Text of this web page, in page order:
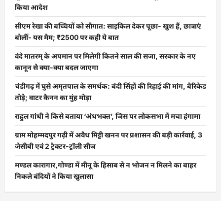
किया आदेश
सीएम रेखा की बच्चियों को सौगात: साइकिल देकर पूछा- खुश हैं, छात्राएं
बोलीं- यस मैम; ₹2500 पर कही ये बात
वंदे मातरम् के अपमान पर मिलेगी कितने साल की सजा, सरकार के नए
कानून से क्या-क्या बदल जाएगा
चंडीगढ़ में घुसे अमृतपाल के समर्थक: बंदी सिंहों की रिहाई की मांग, बैरिकेड
तोड़े; वाटर कैनन का मुंह मोड़ा
राहुल गांधी ने किसे बताया ‘अंधभक्त’, जिस पर लोकसभा में मचा हंगामा
ग्राम मोहम्मदपुर गढ़ी में अवैध मिट्टी खनन पर प्रशासन की बड़ी कार्रवाई, 3
जेसीबी एवं 2 ट्रैक्टर-ट्रॉली सीज
मण्डल कारागार,गोण्डा में मीनू के हिसाब से न भोजन न मिलने का बाहर
निकले बंदियों ने किया खुलासा